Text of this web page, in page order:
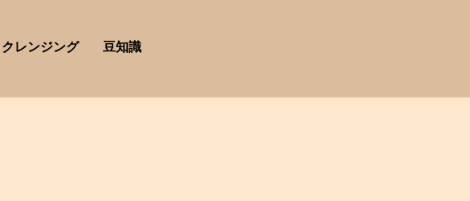
クレンジング 豆知識